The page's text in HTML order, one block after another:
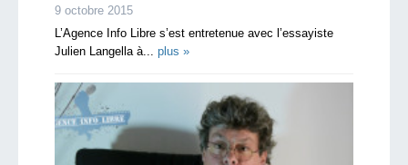
9 octobre 2015
L’Agence Info Libre s’est entretenue avec l’essayiste
Julien Langella à... plus »